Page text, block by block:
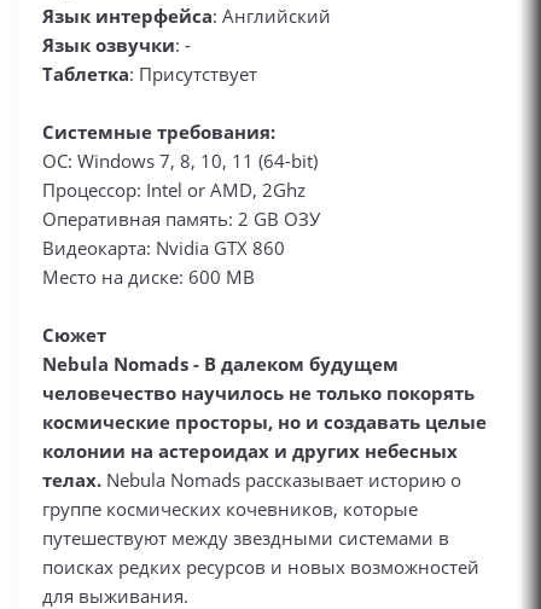
Язык интерфейса: Английский
Язык озвучки: -
Таблетка: Присутствует
Системные требования:
ОС: Windows 7, 8, 10, 11 (64-bit)
Процессор: Intel or AMD, 2Ghz
Оперативная память: 2 GB ОЗУ
Видеокарта: Nvidia GTX 860
Место на диске: 600 MB
Сюжет
Nebula Nomads - В далеком будущем
человечество научилось не только покорять
космические просторы, но и создавать целые
колонии на астероидах и других небесных
телах. Nebula Nomads рассказывает историю о
группе космических кочевников, которые
путешествуют между звездными системами в
поисках редких ресурсов и новых возможностей
для выживания.